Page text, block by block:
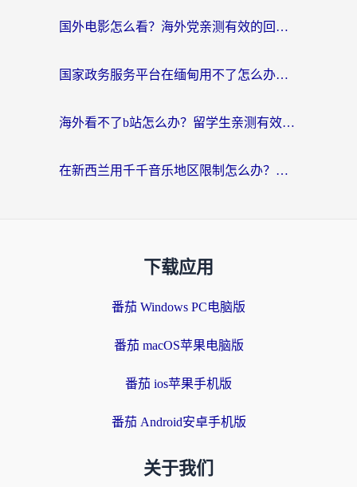
国外电影怎么看？海外党亲测有效的回国加速器选择指南
国家政务服务平台在缅甸用不了怎么办？海外华人必看的回国加速全攻略
海外看不了b站怎么办？留学生亲测有效的回国加速器选择攻略，解决豆瓣音乐、美团外卖难题
在新西兰用千千音乐地区限制怎么办？海外华人必备的回国加速解决方案
下载应用
番茄 Windows PC电脑版
番茄 macOS苹果电脑版
番茄 ios苹果手机版
番茄 Android安卓手机版
关于我们